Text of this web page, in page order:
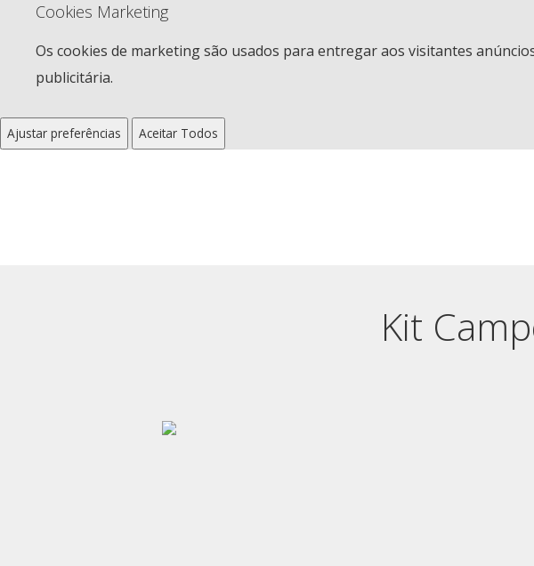
Cookies Marketing
Os cookies de marketing são usados para entregar aos visitantes
publicitária.
Ajustar preferências Aceitar Todos
Kit